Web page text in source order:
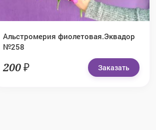
Альстромерия фиолетовая.Эквадор
№258
200 ₽ Заказать